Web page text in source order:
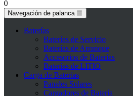
0
Navegación de palanca ☰
Baterías
Baterías de Servicio
Baterías de Arranque
Accesorios de Baterías
Baterías de LITIO
Carga de Baterías
Paneles Solares
Cargadores de Batería